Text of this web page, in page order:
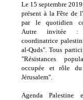
Le 15 septembre
présent à la Fête de
par le quotidien
Autre invitée :
coordinatrice
al-Quds". Tous
"Résistances
occupée et rôle
Jérusalem".
Agenda Palestine